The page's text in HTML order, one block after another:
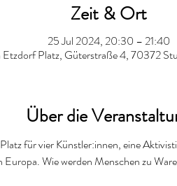
Zeit & Ort
25 Jul 2024, 20:30 – 21:40
Etzdorf Platz, Güterstraße 4, 70372
Über die
für vier Künstler:innen, eine
Wie werden Menschen zu